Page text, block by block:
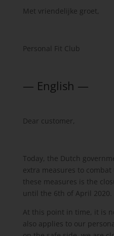
Met vriendelijke groet,
Personal Fit Club
— English —
Dear customer,
Today, the Dutch
extra measures to combat
these measures is the
until the 6th of April 2020.
At this point in time, it is
also applies to our